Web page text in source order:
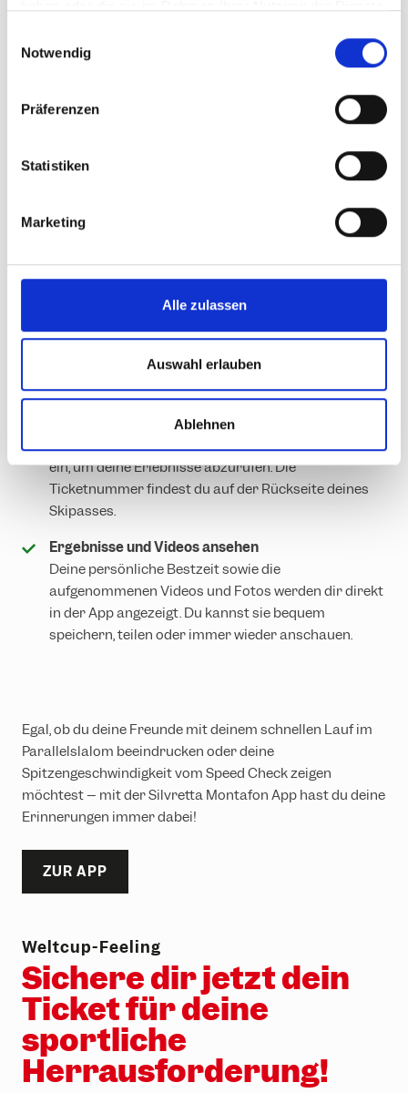
Notwendig
Präferenzen
Statistiken
Marketing
Alle zulassen
Auswahl erlauben
Ablehnen
geboren!
So kommst du an deine
Ergebnisse, Videos und
Du möchtest deine persönlichen Bestzeiten, Videos und
Ganz einfach! Mit der Silvretta Montafon App hast du
jederzeit Zugriff auf deine sportlichen Highlights.
Silvretta Montafon App herunterladen
Lade dir die Silvretta Montafon App kostenlos auf
dein Smartphone.
Ticketnummer eingeben
Gib die Ticketnummer deines Skipasses in der App
ein, um deine Erlebnisse abzurufen. Die
Ticketnummer findest du auf der Rückseite deines
Skipasses.
Ergebnisse und Videos ansehen
Deine persönliche Bestzeit sowie die
aufgenommenen Videos und Fotos werden dir direkt
in der App angezeigt. Du kannst sie bequem
speichern, teilen oder immer wieder anschauen.
Egal, ob du deine Freunde mit deinem schnellen Lauf im
Parallelslalom beeindrucken oder deine
Spitzengeschwindigkeit vom Speed Check zeigen
möchtest – mit der Silvretta Montafon App hast du deine
Erinnerungen immer dabei!
ZUR APP
Weltcup-Feeling
Sichere dir jetzt dein
Ticket für deine
sportliche
Herrausforderung!